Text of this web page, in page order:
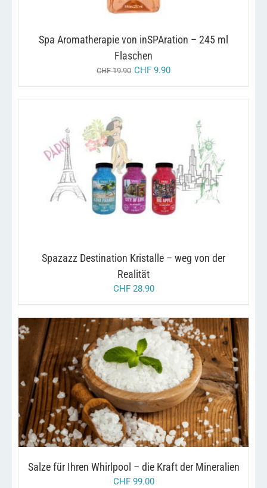
DER
GEWÄHLT
WERDEN
Spa Aromatherapie von inSPAration – 245 ml
Flaschen
CHF19.90 CHF 9.90
AUSFÜHRUNG WÄHLEN
DIESES
PRODUKT
WEIST
MEHRERE
VARIANTEN
KÖNNEN
PRODUKTSEITE
/ DETAILS
Spazazz Destination Kristalle – weg von der
Realität
CHF28.90
AUSFÜHRUNG WÄHLEN
DIESES
PRODUKT
WEIST
MEHRERE
VARIANTEN
AUF.
DIE
KÖNNEN
AUF
/ DETAILS
Salze für Ihren Whirlpool – die Kraft der Mineralien
CHF99.00